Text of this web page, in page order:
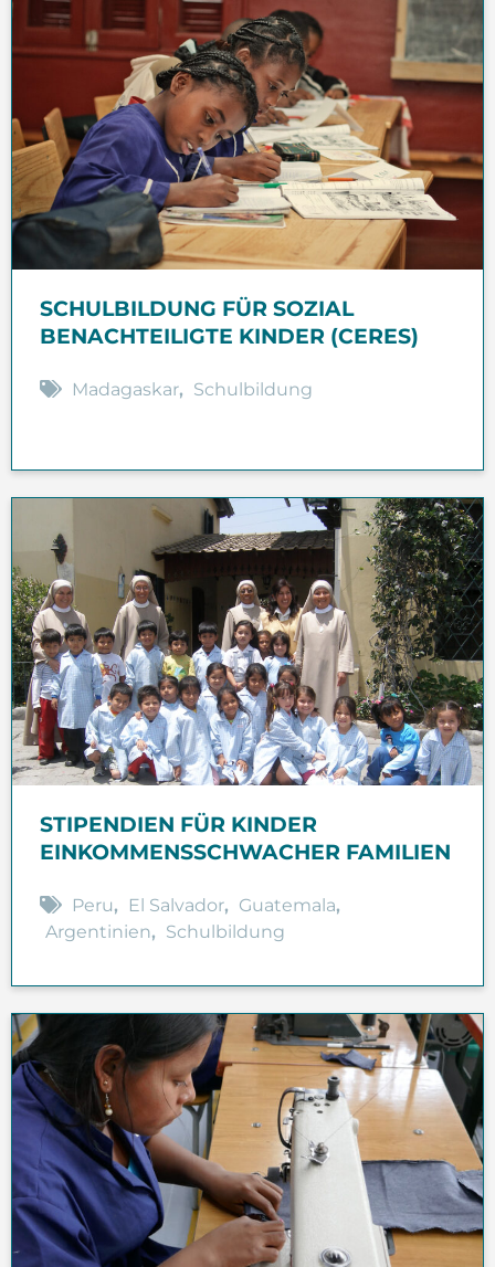
SCHULBILDUNG FÜR SOZIAL
BENACHTEILIGTE KINDER (CERES)
Madagaskar, Schulbildung
STIPENDIEN FÜR KINDER
EINKOMMENSSCHWACHER FAMILIEN
Peru, El Salvador, Guatemala,
Argentinien, Schulbildung